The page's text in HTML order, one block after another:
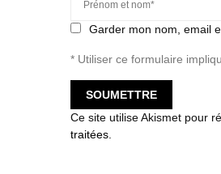
Garder mon nom, email
* Utiliser ce formulaire
Ce site utilise Akismet pour
traitées